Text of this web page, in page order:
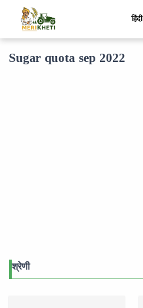
हिंदी
Sugar quota sep 2022
श्रेणी